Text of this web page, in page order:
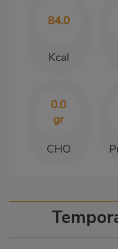
84.0
Kcal
0.0
gr
CHO